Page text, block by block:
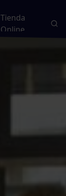
Tienda
Online